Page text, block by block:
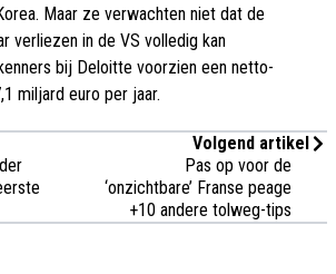
Maar ze verwachten niet dat de
verliezen in de VS volledig kan
bij Deloitte voorzien een netto-
miljard euro per jaar.
Volgend artikel
Pas op voor de
‘onzichtbare’ Franse peage
+10 andere tolweg-tips